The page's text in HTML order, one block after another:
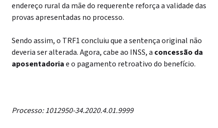
endereço rural da mãe do requerente reforça a validade das
provas apresentadas no processo.
Sendo assim, o TRF1 concluiu que a sentença original não
deveria ser alterada. Agora, cabe ao INSS, a concessão da
aposentadoriae o pagamento retroativo do benefício.
Processo:1012950-34.2020.4.01.9999